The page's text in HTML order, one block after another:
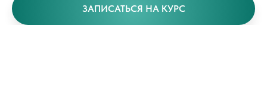
ЗАПИСАТЬСЯ НА КУРС